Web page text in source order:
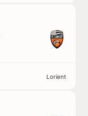
Lorient